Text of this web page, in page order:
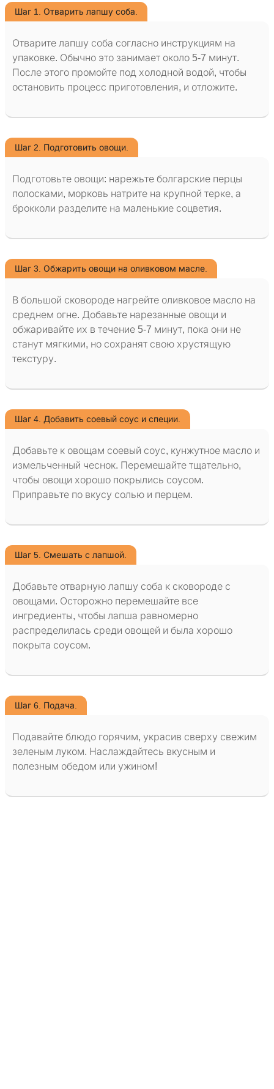
Шаг 1. Отварить лапшу соба.
Отварите лапшу соба согласно инструкциям на
упаковке. Обычно это занимает около 5-7 минут.
После этого промойте под холодной водой, чтобы
остановить процесс приготовления, и отложите.
Шаг 2. Подготовить овощи.
Подготовьте овощи: нарежьте болгарские перцы
полосками, морковь натрите на крупной терке, а
брокколи разделите на маленькие соцветия.
Шаг 3. Обжарить овощи на оливковом масле.
В большой сковороде нагрейте оливковое масло на
среднем огне. Добавьте нарезанные овощи и
обжаривайте их в течение 5-7 минут, пока они не
станут мягкими, но сохранят свою хрустящую
текстуру.
Шаг 4. Добавить соевый соус и специи.
Добавьте к овощам соевый соус, кунжутное масло и
измельченный чеснок. Перемешайте тщательно,
чтобы овощи хорошо покрылись соусом.
Приправьте по вкусу солью и перцем.
Шаг 5. Смешать с лапшой.
Добавьте отварную лапшу соба к сковороде с
овощами. Осторожно перемешайте все
ингредиенты, чтобы лапша равномерно
распределилась среди овощей и была хорошо
покрыта соусом.
Шаг 6. Подача.
Подавайте блюдо горячим, украсив сверху свежим
зеленым луком. Наслаждайтесь вкусным и
полезным обедом или ужином!